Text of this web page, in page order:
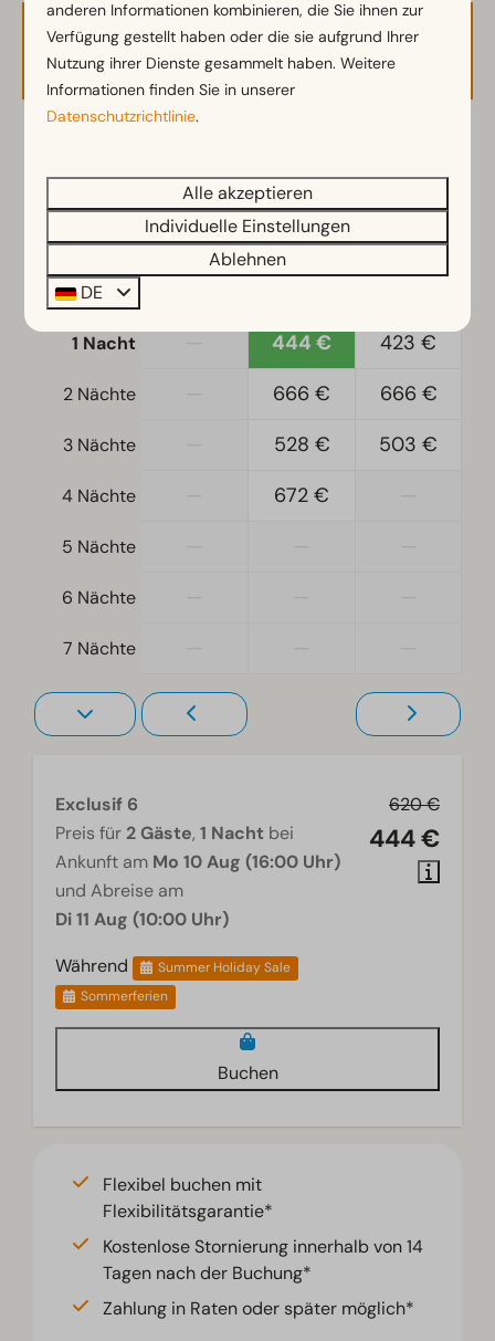
Kombi-Mikrowelle
Kühl-/Gefrierkombination
Nespresso-Maschine
Geschirrspüler
Standort
Freistehend
Schlafzimmer
Einzelbetten: 4
Einzelbettdecken und Kissen
Schlafzimmer unten: 3
Fernseher
Verfügbarkeit und Preis
10-08-2026 Di11-08-2026
So
Mo
Di
1 Nacht
444 € 423 €
2 Nächte 666 € 666 €
3 Nächte 528 € 503 €
4 Nächte 672 €
5 Nächte
6 Nächte
7 Nächte
620 €
444 €
Exclusif 6
Preis für 2 Gäste, 1 Nacht bei
Ankunft am Mo 10 Aug (16:00 Uhr)
und Abreise am
Di 11 Aug (10:00 Uhr)
Während
Summer Holiday Sale
Sommerferien
Buchen
Flexibel buchen mit
Flexibilitätsgarantie*
Kostenlose Stornierung innerhalb von 14
Tagen nach der Buchung*
Zahlung in Raten oder später möglich*
anderen Informationen kombinieren, die Sie ihnen zur
Verfügung gestellt haben oder die sie aufgrund Ihrer
Nutzung ihrer Dienste gesammelt haben. Weitere
Informationen finden Sie in unserer
Datenschutzrichtlinie.
Alle akzeptieren
Individuelle Einstellungen
Ablehnen
DE